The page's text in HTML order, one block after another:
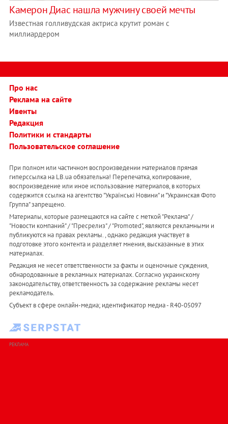
Камерон Диас нашла мужчину своей мечты
Известная голливудская актриса крутит роман с
миллиардером
Про нас
Реклама на сайте
Ивенты
Редакция
Политики и стандарты
Пользовательское соглашение
При полном или частичном воспроизведении материалов прямая
гиперссылка на LB.ua обязательна! Перепечатка, копирование,
воспроизведение или иное использование материалов, в которых
содержится ссылка на агентство "Українськi Новини" и "Украинская Фото
Группа" запрещено.
Материалы, которые размещаются на сайте с меткой "Реклама" /
"Новости компаний" / "Пресрелиз" / "Promoted", являются рекламными и
публикуются на правах рекламы. , однако редакция участвует в
подготовке этого контента и разделяет мнения, высказанные в этих
материалах.
Редакция не несет ответственности за факты и оценочные суждения,
обнародованные в рекламных материалах. Согласно украинскому
законодательству, ответственность за содержание рекламы несет
рекламодатель.
Субъект в сфере онлайн-медиа; идентификатор медиа - R40-05097
РЕКЛАМА